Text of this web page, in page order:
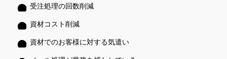
受注処理の回数削減
資材コスト削減
資材でのお客様に対する気遣い